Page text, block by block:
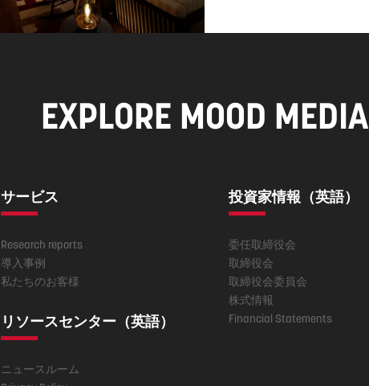
EXPLORE MOOD MEDIA
サービス
Research reports
導入事例
私たちのお客様
リソースセンター（英語）
ニュースルーム
投資家情報（英語）
委任取締役会
取締役会
取締役会委員会
株式情報
Financial Statements